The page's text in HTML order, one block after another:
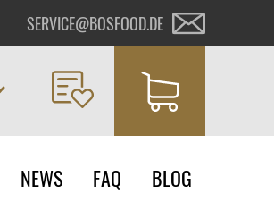
SERVICE@BOSFOOD.DE
NEWS FAQ BLOG